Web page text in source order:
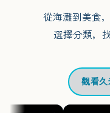
從海灘到美食
選擇分類，
觀看